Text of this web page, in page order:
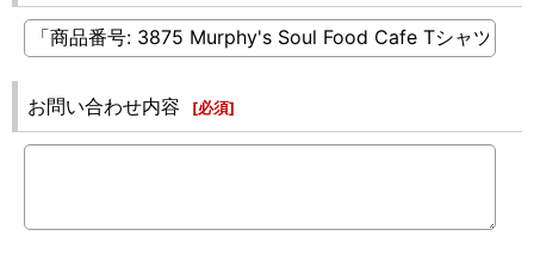
お問い合わせ内容 [必須]